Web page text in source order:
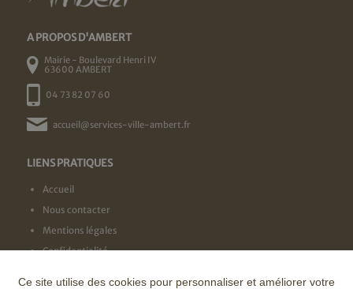
A PROPOS D'AMBERT
Mairie - Boulevard Henri IV
63600 AMBERT
04 73 82 07 60
accueil@services-ville-ambert.fr
LIENS PRATIQUES
Accueil
Nous contacter
Mentions légales
Confidentialité
Ce site utilise des cookies pour personnaliser et améliorer votre